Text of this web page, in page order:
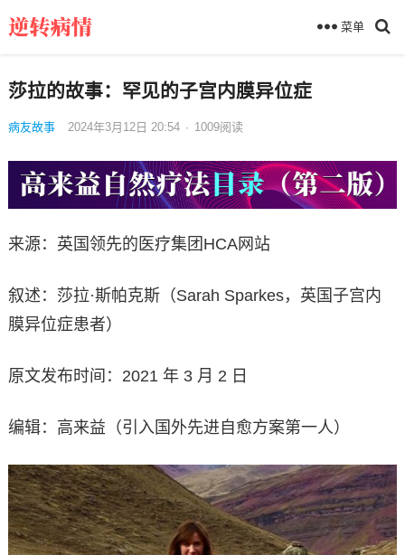
菜单
莎拉的故事：罕见的子宫内膜异位症
病友故事 2024年3月12日 20:54 · 1009阅读
来源：英国领先的医疗集团HCA网站
叙述：莎拉·斯帕克斯（Sarah Sparkes，英国子宫内
膜异位症患者）
原文发布时间：2021 年 3 月 2 日
编辑：高来益（引入国外先进自愈方案第一人）